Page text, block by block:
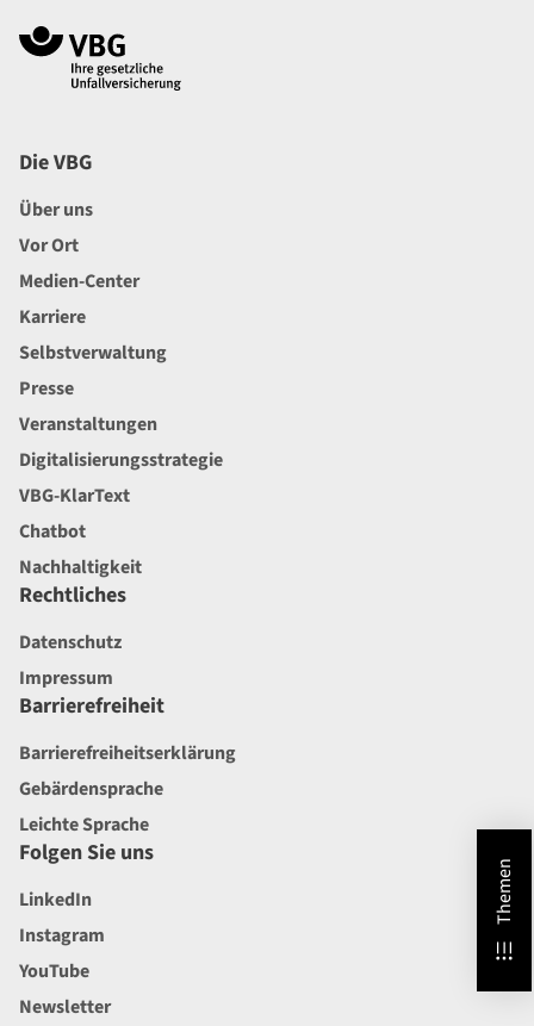
Themen
Die VBG
Über uns
Vor Ort
Medien-Center
Karriere
Selbstverwaltung
Presse
Veranstaltungen
Digitalisierungsstrategie
VBG-KlarText
Chatbot
Nachhaltigkeit
Rechtliches
Datenschutz
Impressum
Barrierefreiheit
Barrierefreiheitserklärung
Gebärdensprache
Leichte Sprache
Folgen Sie uns
LinkedIn
Instagram
YouTube
Newsletter